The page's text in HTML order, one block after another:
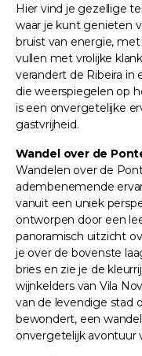
Hier vind je gezellige
waar je kunt genieten
bruist van energie,
vullen met vrolijke
verandert de Ribeira
die weerspiegelen op
is een onvergetelijke
gastvrijheid.
Wandel over de
Wandelen over de
adembenemende
vanuit een uniek
ontworpen door een
panoramisch uitzicht
je over de bovenste
bries en zie je de
wijnkelders van Vila
van de levendige stad
bewondert, een
onvergetelijk avontuur